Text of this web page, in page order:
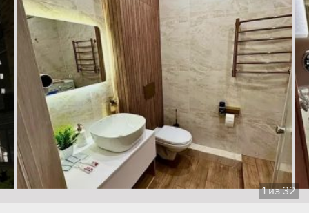
1из32